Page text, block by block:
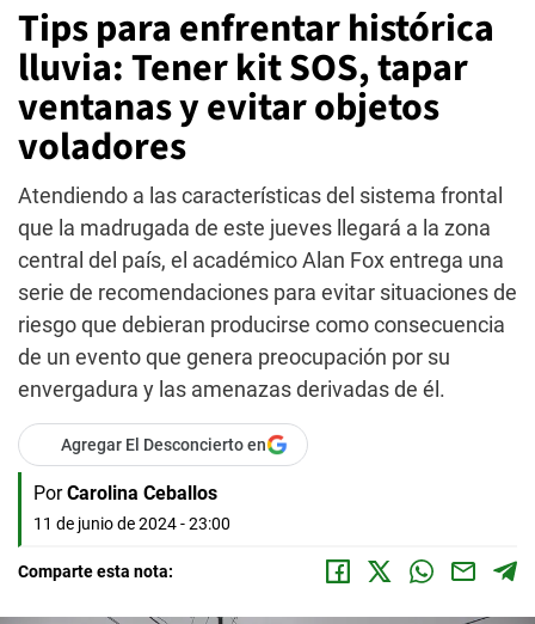
Tips para enfrentar histórica
lluvia: Tener kit SOS, tapar
ventanas y evitar objetos
voladores
Atendiendo a las características del sistema frontal
que la madrugada de este jueves llegará a la zona
central del país, el académico Alan Fox entrega una
serie de recomendaciones para evitar situaciones de
riesgo que debieran producirse como consecuencia
de un evento que genera preocupación por su
envergadura y las amenazas derivadas de él.
Agregar El Desconcierto en
Por Carolina Ceballos
11 de junio de 2024 - 23:00
Comparte esta nota: